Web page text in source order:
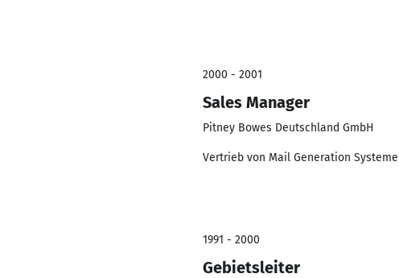
2000 - 2001
Sales Manager
Pitney Bowes Deutschland GmbH
Vertrieb von Mail Generation
1991 - 2000
Gebietsleiter